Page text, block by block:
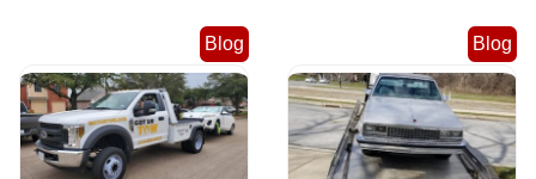
Blog Blog